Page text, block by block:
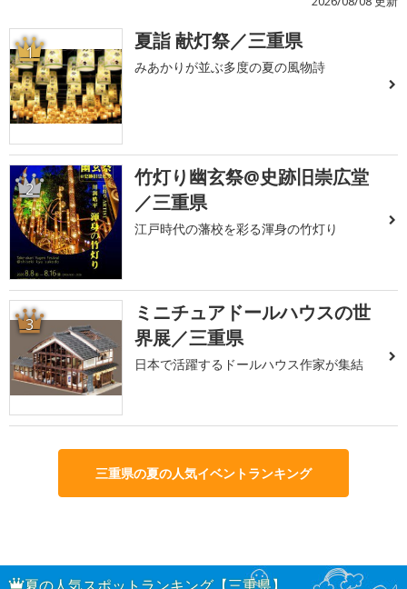
1 夏詣 献灯祭／三重県
みあかりが並ぶ多度の夏の風物詩
2
竹灯り幽玄祭@史跡旧崇広堂
／三重県
江戸時代の藩校を彩る渾身の竹灯り
3
ミニチュアドールハウスの世
界展／三重県
日本で活躍するドールハウス作家が集結
三重県の夏の人気イベントランキング